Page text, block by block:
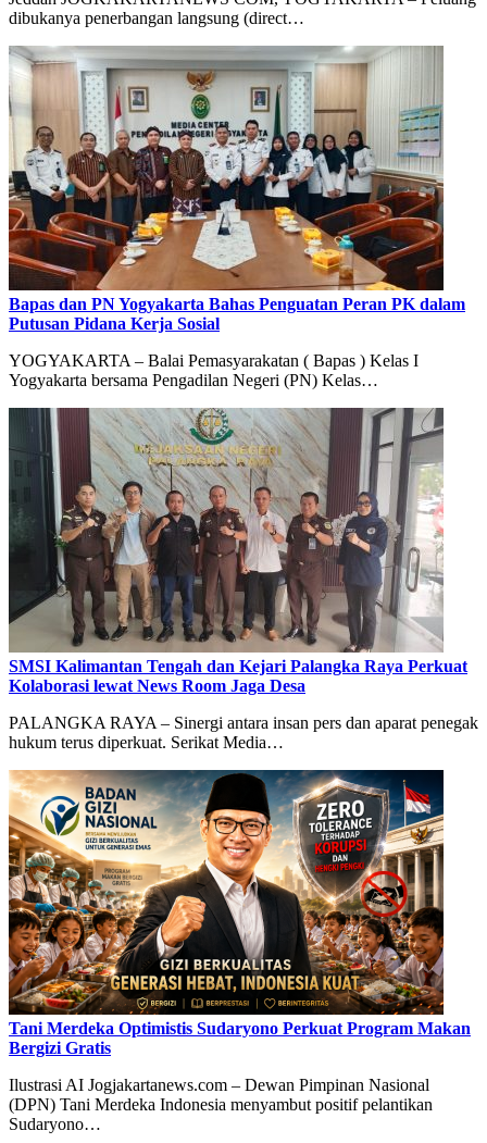
dibukanya penerbangan langsung (direct…
Bapas dan PN Yogyakarta Bahas Penguatan Peran PK dalam
Putusan Pidana Kerja Sosial
YOGYAKARTA – Balai Pemasyarakatan ( Bapas ) Kelas I
Yogyakarta bersama Pengadilan Negeri (PN) Kelas…
SMSI Kalimantan Tengah dan Kejari Palangka Raya Perkuat
Kolaborasi lewat News Room Jaga Desa
PALANGKA RAYA – Sinergi antara insan pers dan aparat penegak
hukum terus diperkuat. Serikat Media…
Tani Merdeka Optimistis Sudaryono Perkuat Program Makan
Bergizi Gratis
Ilustrasi AI Jogjakartanews.com – Dewan Pimpinan Nasional
(DPN) Tani Merdeka Indonesia menyambut positif pelantikan
Sudaryono…